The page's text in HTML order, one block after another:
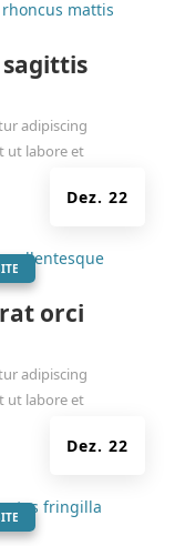
Dez. 22
adipiscing
ut labore et
orci
Dez. 22
adipiscing
ut labore et